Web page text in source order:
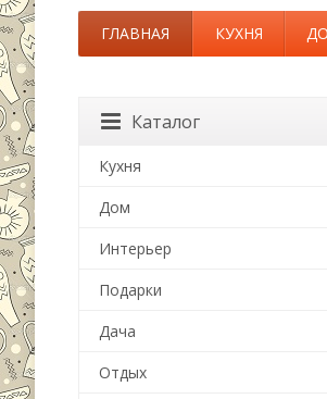
ГЛАВНАЯ КУХНЯ
Каталог
Кухня
Дом
Интерьер
Подарки
Дача
Отдых